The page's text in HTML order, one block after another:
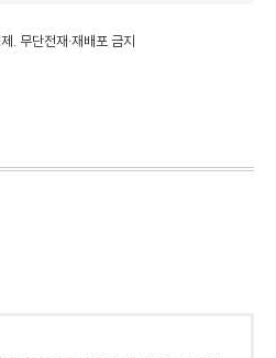
. 무단전재·재배포 금지